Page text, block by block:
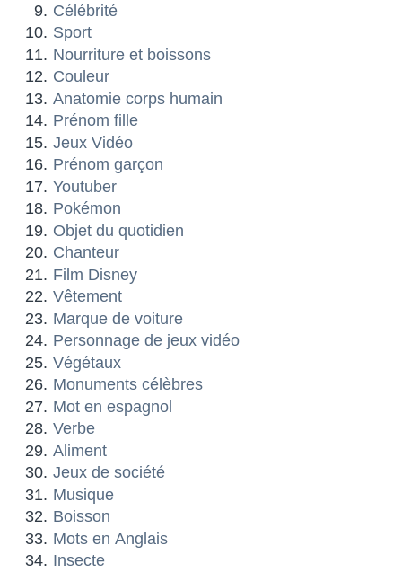
Célébrité
Sport
Nourriture et boissons
Couleur
Anatomie corps humain
Prénom fille
Jeux Vidéo
Prénom garçon
Youtuber
Pokémon
Objet du quotidien
Chanteur
Film Disney
Vêtement
Marque de voiture
Personnage de jeux vidéo
Végétaux
Monuments célèbres
Mot en espagnol
Verbe
Aliment
Jeux de société
Musique
Boisson
Mots en Anglais
Insecte